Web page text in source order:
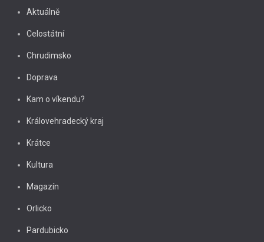
Aktuálně
Celostátní
Chrudimsko
Doprava
Kam o víkendu?
Královehradecký kraj
Krátce
Kultura
Magazín
Orlicko
Pardubicko